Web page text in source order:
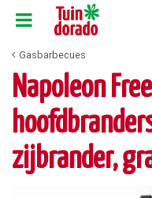
Gasbarbecues
Napoleon
zijbrander,